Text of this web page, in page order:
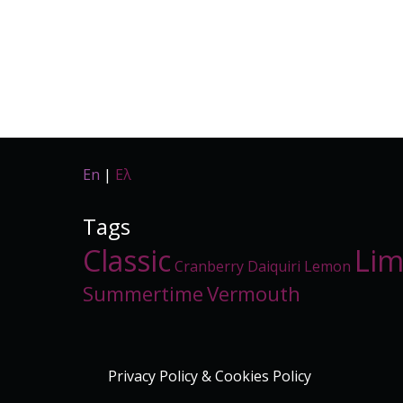
En | Ελ
Tags
Classic Cranberry Daiquiri Lemon
SummertimeVermouth
Privacy Policy & Cookies Policy